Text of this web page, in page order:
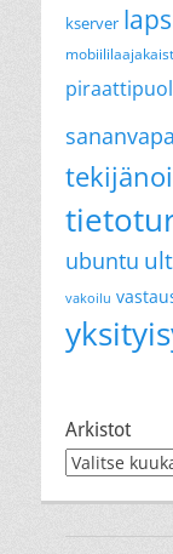
kserver
ubuntu
vakoilu
Arkistot
Arkistot